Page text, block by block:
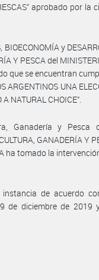
aprobado por la
y
Y PESCA del
que se encuentran
UNA
NATURAL CHOICE”.
Ganadería y Pesca
GANADERÍA Y
ha tomado la
de acuerdo
de diciembre de 2019